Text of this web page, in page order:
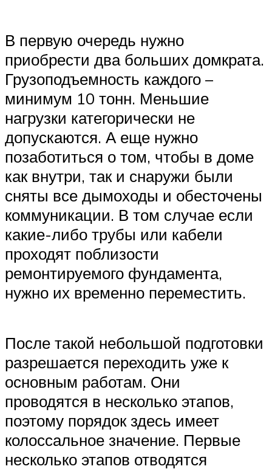
В первую очередь нужно
приобрести два больших домкрата.
Грузоподъемность каждого –
минимум 10 тонн. Меньшие
нагрузки категорически не
допускаются. А еще нужно
позаботиться о том, чтобы в доме
как внутри, так и снаружи были
сняты все дымоходы и обесточены
коммуникации. В том случае если
какие-либо трубы или кабели
проходят поблизости
ремонтируемого фундамента,
нужно их временно переместить.
После такой небольшой подготовки
разрешается переходить уже к
основным работам. Они
проводятся в несколько этапов,
поэтому порядок здесь имеет
колоссальное значение. Первые
несколько этапов отводятся